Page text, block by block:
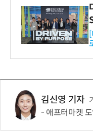
김신영 기자
애프터마켓 도입돼